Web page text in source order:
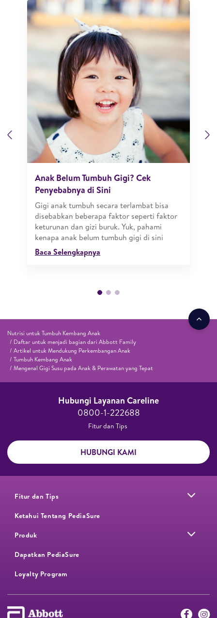
Previous
Anak Belum Tumbuh Gigi? Cek
Penyebabnya di Sini
Gigi anak tumbuh secara terlambat bisa
disebabkan beberapa faktor seperti faktor
keturunan dan gizi buruk. Yuk, pahami
kenapa anak belum tumbuh gigi di sini
Baca Selengkapnya
Nutrisi untuk Tumbuh Kembang Anak
Daftar untuk menjadi bagian dari Abbott Family
Artikel untuk Mendukung Perkembangan Anak
Tumbuh Kembang Anak
Mengenal Gigi Susu pada Anak & Perawatan yang Tepat
Hubungi Layanan Careline​
0800-1-222688​
Fitur dan Tips ​
HUBUNGI KAMI
Fitur dan Tips
Ketahui Tentang PediaSure
Produk
Dapatkan PediaSure
Loyalty Program​